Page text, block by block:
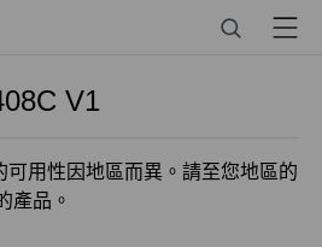
Menu
V1
可用性因地區而異。請至您地區的
產品。